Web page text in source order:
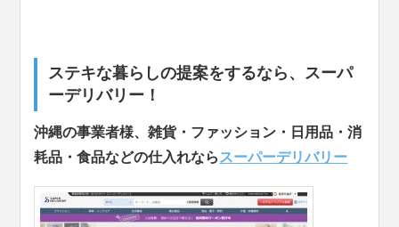
ステキな暮らしの提案をするなら、スーパ
ーデリバリー！
沖縄の事業者様、雑貨・ファッション・日用品・消
耗品・食品などの仕入れなら スーパーデリバリー